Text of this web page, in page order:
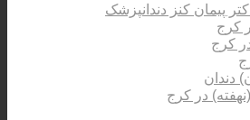
پیمان کنز دندانپزشک
کرج
کرج
دندان
در کرج